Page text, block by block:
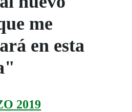
me
en esta
2019